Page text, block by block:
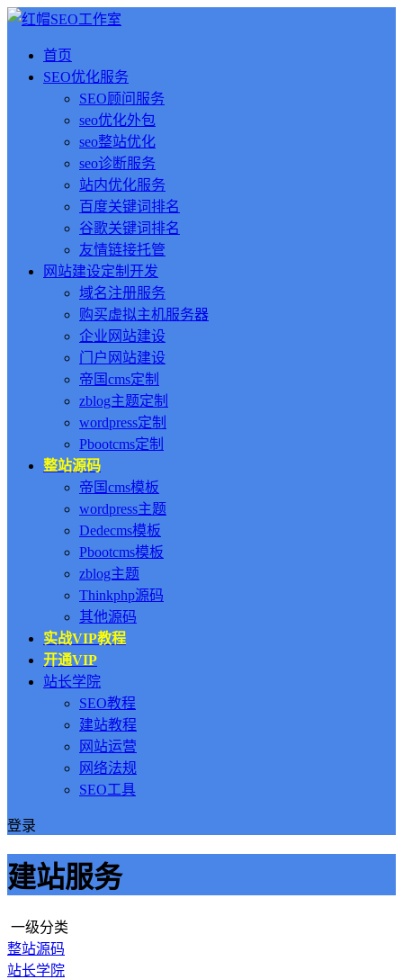
首页
SEO优化服务
SEO顾问服务
seo优化外包
seo整站优化
seo诊断服务
站内优化服务
百度关键词排名
谷歌关键词排名
友情链接托管
网站建设定制开发
域名注册服务
购买虚拟主机服务器
企业网站建设
门户网站建设
帝国cms定制
zblog主题定制
wordpress定制
Pbootcms定制
整站源码
帝国cms模板
wordpress主题
Dedecms模板
Pbootcms模板
zblog主题
Thinkphp源码
其他源码
实战VIP教程
开通VIP
站长学院
SEO教程
建站教程
网站运营
网络法规
SEO工具
登录
建站服务
一级分类
整站源码
站长学院